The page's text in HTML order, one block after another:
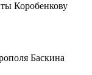
Коробенкову
Баскина